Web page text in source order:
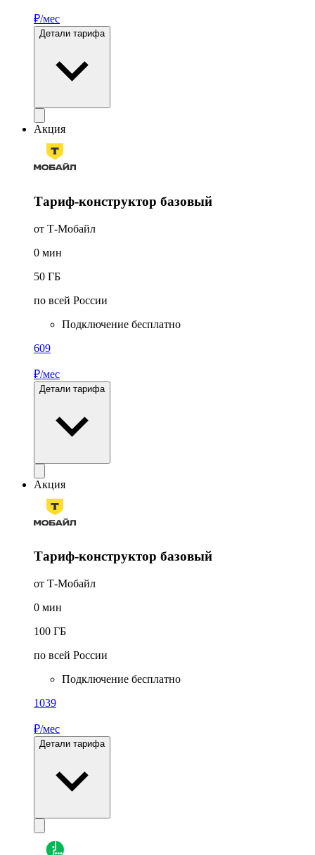
₽/мес
Детали тарифа
Акция
Тариф-конструктор базовый
от Т-Мобайл
0 мин
50 ГБ
по всей России
Подключение бесплатно
609
₽/мес
Детали тарифа
Акция
Тариф-конструктор базовый
от Т-Мобайл
0 мин
100 ГБ
по всей России
Подключение бесплатно
1039
₽/мес
Детали тарифа